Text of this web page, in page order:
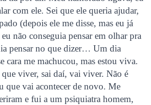
com ele. Sei que ele queria ajudar,
(depois ele me disse, mas eu já
não conseguia pensar em olhar pra
pensar no que dizer… Um dia
cara me machucou, mas estou viva.
viver, sai daí, vai viver. Não é
que vai acontecer de novo. Me
e fui a um psiquiatra homem,